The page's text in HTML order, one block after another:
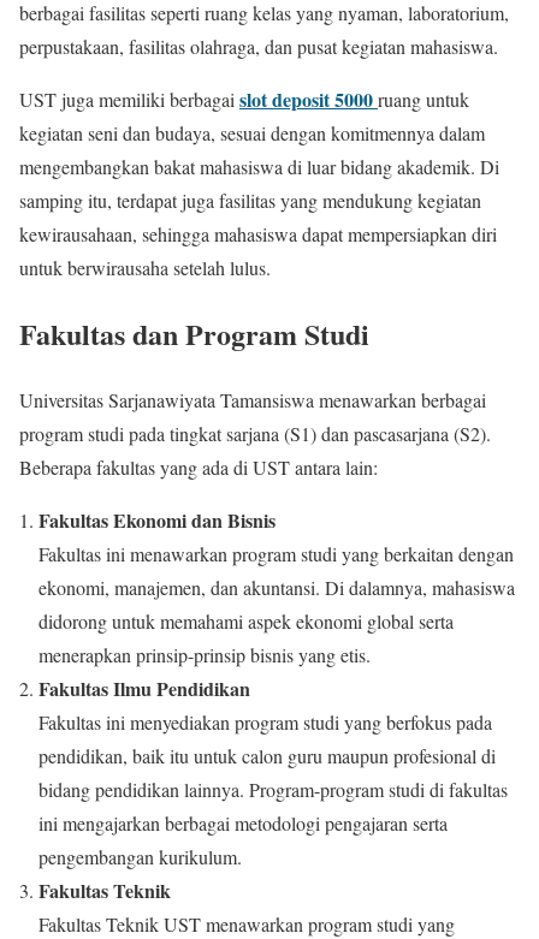
berbagai fasilitas seperti ruang kelas yang nyaman, laboratorium,
perpustakaan, fasilitas olahraga, dan pusat kegiatan mahasiswa.
UST juga memiliki berbagai slot deposit 5000ruang untuk
kegiatan seni dan budaya, sesuai dengan komitmennya dalam
mengembangkan bakat mahasiswa di luar bidang akademik. Di
samping itu, terdapat juga fasilitas yang mendukung kegiatan
kewirausahaan, sehingga mahasiswa dapat mempersiapkan diri
untuk berwirausaha setelah lulus.
Fakultas dan Program Studi
Universitas Sarjanawiyata Tamansiswa menawarkan berbagai
program studi pada tingkat sarjana (S1) dan pascasarjana (S2).
Beberapa fakultas yang ada di UST antara lain:
Fakultas Ekonomi dan Bisnis
Fakultas ini menawarkan program studi yang berkaitan dengan
ekonomi, manajemen, dan akuntansi. Di dalamnya, mahasiswa
didorong untuk memahami aspek ekonomi global serta
menerapkan prinsip-prinsip bisnis yang etis.
Fakultas Ilmu Pendidikan
Fakultas ini menyediakan program studi yang berfokus pada
pendidikan, baik itu untuk calon guru maupun profesional di
bidang pendidikan lainnya. Program-program studi di fakultas
ini mengajarkan berbagai metodologi pengajaran serta
pengembangan kurikulum.
Fakultas Teknik
Fakultas Teknik UST menawarkan program studi yang